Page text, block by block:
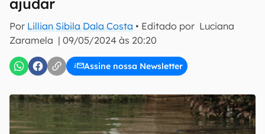
ajudar
Por Lillian Sibila Dala Costa • Editado por Luciana
Zaramela | 09/05/2024 às 20:20
Assine nossa Newsletter
inscreva-se
Confirmo que li, aceito e concordo com os Termos de
Uso e Política de Privacidade do Canaltech.